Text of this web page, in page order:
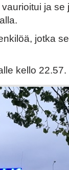
ja se
jotka
kello 22.57.